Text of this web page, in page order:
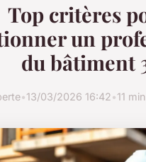
Top critères
un
du bâtiment
•13/03/2026 16:42•11